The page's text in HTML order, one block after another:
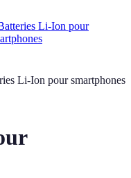
Li-Ion pour
Li-Ion pour smartphones